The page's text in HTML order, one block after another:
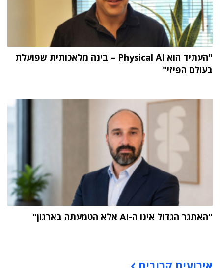
"העתיד הוא Physical AI – בינה מלאכותית שפועלת
בעולם הפיזי"
"האתגר הגדול אינו ה-AI אלא הטמעתה בארגון"
אירועים קרובים